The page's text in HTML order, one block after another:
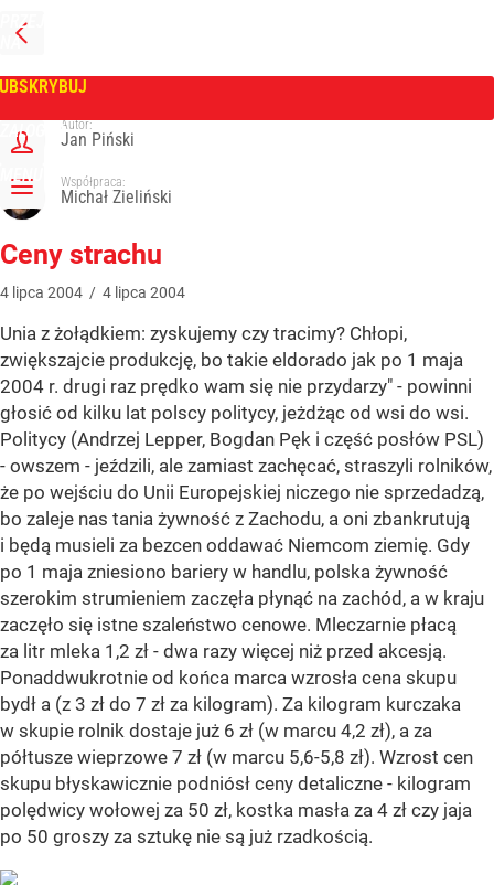
PRZEJDŹ
NA
GŁÓWNĄ
ZALOGUJ
MENU
Tygodnik Wprost
Autor:
Jan Piński
Współpraca:
Michał Zieliński
Ceny strachu
4 lipca 2004 / 4 lipca 2004
Unia z żołądkiem: zyskujemy czy tracimy? Chłopi,
zwiększajcie produkcję, bo takie eldorado jak po 1 maja
2004 r. drugi raz prędko wam się nie przydarzy" - powinni
głosić od kilku lat polscy politycy, jeżdżąc od wsi do wsi.
Politycy (Andrzej Lepper, Bogdan Pęk i część posłów PSL)
- owszem - jeździli, ale zamiast zachęcać, straszyli rolników,
że po wejściu do Unii Europejskiej niczego nie sprzedadzą,
bo zaleje nas tania żywność z Zachodu, a oni zbankrutują
i będą musieli za bezcen oddawać Niemcom ziemię. Gdy
po 1 maja zniesiono bariery w handlu, polska żywność
szerokim strumieniem zaczęła płynąć na zachód, a w kraju
zaczęło się istne szaleństwo cenowe. Mleczarnie płacą
za litr mleka 1,2 zł - dwa razy więcej niż przed akcesją.
Ponaddwukrotnie od końca marca wzrosła cena skupu
bydł a (z 3 zł do 7 zł za kilogram). Za kilogram kurczaka
w skupie rolnik dostaje już 6 zł (w marcu 4,2 zł), a za
półtusze wieprzowe 7 zł (w marcu 5,6-5,8 zł). Wzrost cen
skupu błyskawicznie podniósł ceny detaliczne - kilogram
polędwicy wołowej za 50 zł, kostka masła za 4 zł czy jaja
po 50 groszy za sztukę nie są już rzadkością.